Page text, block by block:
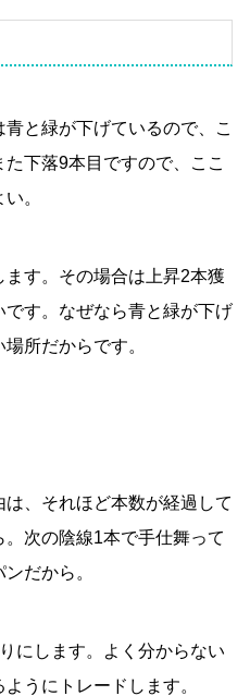
と緑が下げているので、こ
下落9本目ですので、ここ
。
す。その場合は上昇2本獲
す。なぜなら青と緑が下げ
所だからです。
、それほど本数が経過して
次の陰線1本で手仕舞って
だから。
にします。よく分からない
うにトレードします。